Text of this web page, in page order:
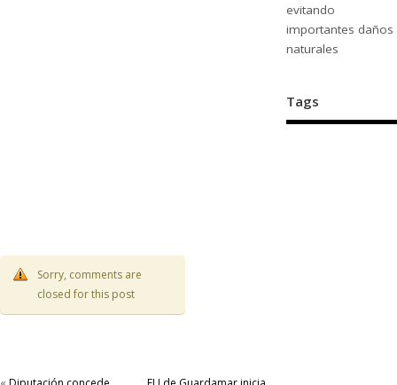
Sorry, comments are
closed for this post
evitando
importantes daños
naturales
Tags